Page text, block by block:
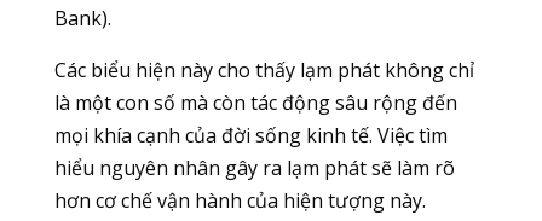
Bank).
Các biểu hiện này cho thấy lạm phát không chỉ
là một con số mà còn tác động sâu rộng đến
mọi khía cạnh của đời sống kinh tế. Việc tìm
hiểu nguyên nhân gây ra lạm phát sẽ làm rõ
hơn cơ chế vận hành của hiện tượng này.